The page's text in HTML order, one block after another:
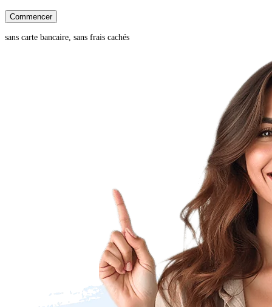
Commencer
sans carte bancaire, sans frais cachés